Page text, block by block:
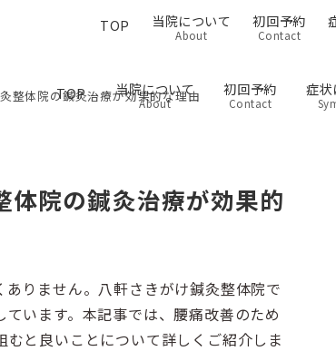
TOP 当院について
About
初回予約
Contact
症状
TOP 当院について
About
初回予約
Contact
整体院の鍼灸治療が効果的な理由
体院の鍼灸治療が効果的
りません。八軒さきがけ鍼灸整体院で
います。本記事では、腰痛改善のため
と良いことについて詳しくご紹介しま